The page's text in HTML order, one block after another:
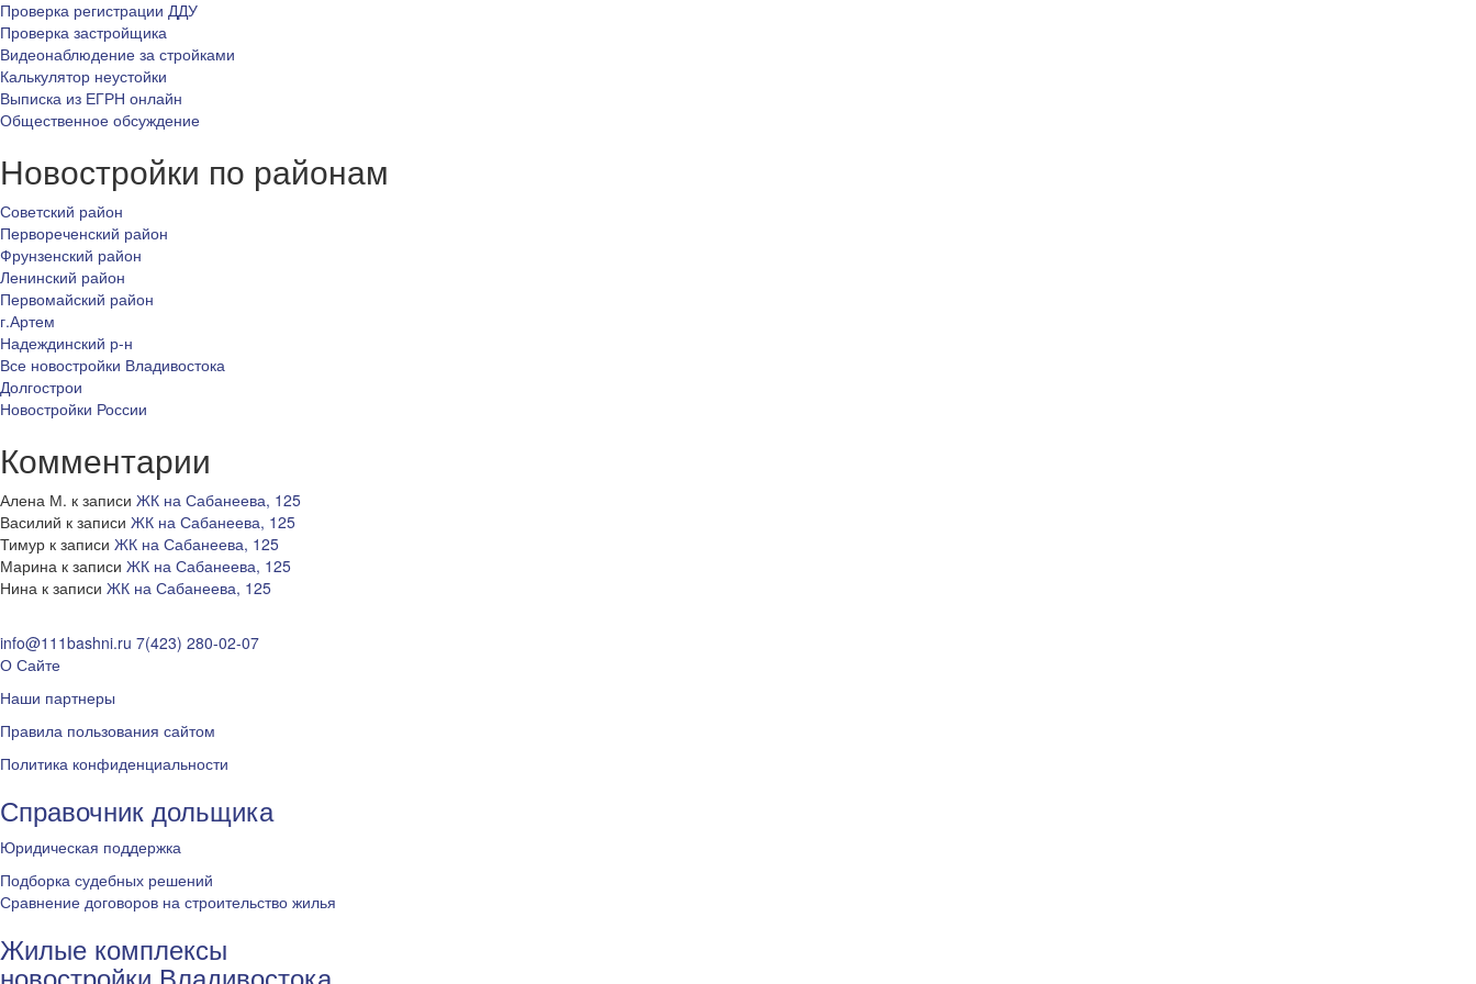
Проверка регистрации ДДУ
Проверка застройщика
Видеонаблюдение за стройками
Калькулятор неустойки
Выписка из ЕГРН онлайн
Общественное обсуждение
Новостройки по районам
Советский район
Первореченский район
Фрунзенский район
Ленинский район
Первомайский район
г.Артем
Надеждинский р-н
Все новостройки Владивостока
Долгострои
Новостройки России
Комментарии
Алена М. к записи ЖК на Сабанеева, 125
Василий к записи ЖК на Сабанеева, 125
Тимур к записи ЖК на Сабанеева, 125
Марина к записи ЖК на Сабанеева, 125
Нина к записи ЖК на Сабанеева, 125
info@111bashni.ru 7(423) 280-02-07
О Сайте
Наши партнеры
Правила пользования сайтом
Политика конфиденциальности
Справочник дольщика
Юридическая поддержка
Подборка судебных решений
Сравнение договоров на строительство жилья
Жилые комплексы